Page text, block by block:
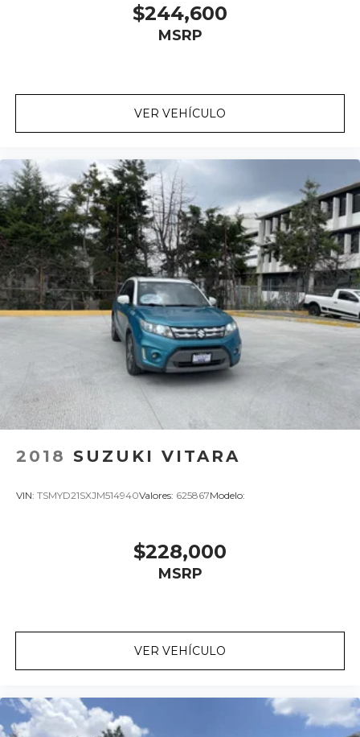
$244,600
MSRP
VER VEHÍCULO
2018 SUZUKI VITARA
VIN: TSMYD21SXJM514940Valores: 625867Modelo:
$228,000
MSRP
VER VEHÍCULO